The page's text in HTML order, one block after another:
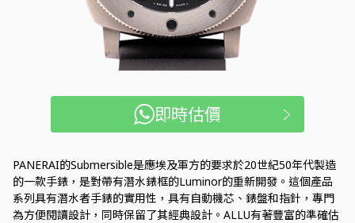
即時估價
PANERAI的Submersible是應埃及軍方的要求於20世紀50年代製造
的一款手錶，是對帶有潛水錶框的Luminor的重新開發。這個產品
系列具有潛水者手錶的實用性，具有自動機芯、錶盤和指針，專門
為方便閱讀設計，同時保留了其經典設計。ALLU有著豐富的準確估